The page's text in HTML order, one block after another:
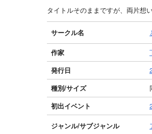
タイトルそのままですが、両片想
サークル名
作家
発行日
種別/サイズ
初出イベント
ジャンル/サブジャンル